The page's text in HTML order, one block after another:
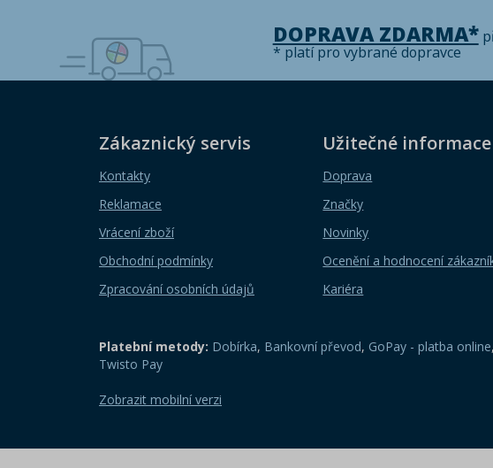
DOPRAVA ZDARMA*
* platí pro vybrané dopravce
Zákaznický servis
Kontakty
Reklamace
Vrácení zboží
Obchodní podmínky
Zpracování osobních údajů
Užitečné informace
Doprava
Značky
Novinky
Ocenění a hodnocení
Kariéra
Platební metody: Dobírka, Bankovní převod, GoPay - platba online,
Twisto Pay
Zobrazit mobilní verzi